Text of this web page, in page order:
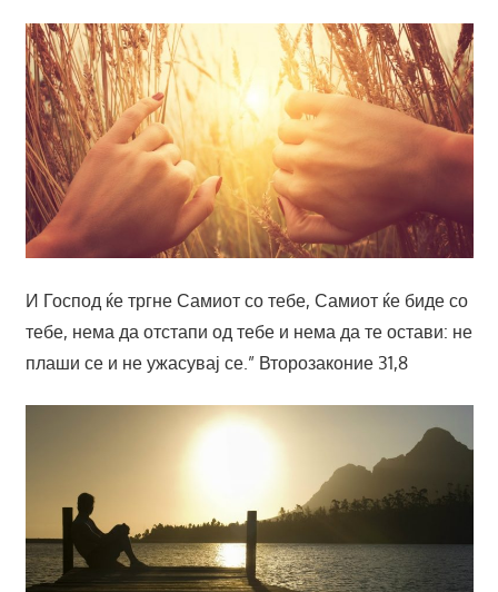
И Господ ќе тргне Самиот со тебе, Самиот ќе биде со
тебе, нема да отстапи од тебе и нема да те остави: не
плаши се и не ужасувај се.” Второзаконие 31,8